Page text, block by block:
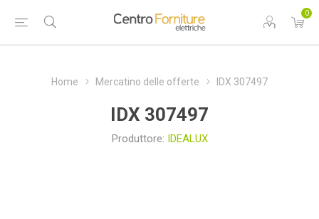
0
Home Mercatino delle offerte IDX 307497
IDX 307497
Produttore: IDEALUX